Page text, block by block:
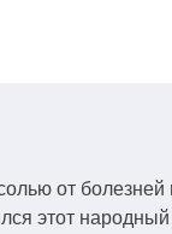
от болезней
этот